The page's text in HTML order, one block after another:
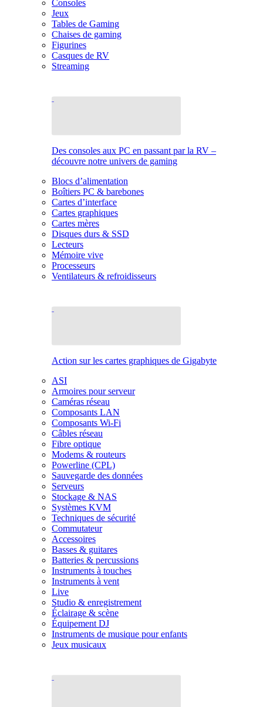
Consoles
Jeux
Tables de Gaming
Chaises de gaming
Figurines
Casques de RV
Streaming
Des consoles aux PC en passant par la RV –
découvre notre univers de gaming
Blocs d’alimentation
Boîtiers PC & barebones
Cartes d’interface
Cartes graphiques
Cartes mères
Disques durs & SSD
Lecteurs
Mémoire vive
Processeurs
Ventilateurs & refroidisseurs
Action sur les cartes graphiques de Gigabyte
ASI
Armoires pour serveur
Caméras réseau
Composants LAN
Composants Wi-Fi
Câbles réseau
Fibre optique
Modems & routeurs
Powerline (CPL)
Sauvegarde des données
Serveurs
Stockage & NAS
Systèmes KVM
Techniques de sécurité
Commutateur
Accessoires
Basses & guitares
Batteries & percussions
Instruments à touches
Instruments à vent
Live
Studio & enregistrement
Éclairage & scène
Équipement DJ
Instruments de musique pour enfants
Jeux musicaux